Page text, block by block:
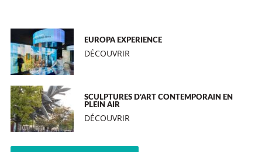
EUROPA EXPERIENCE
DÉCOUVRIR
SCULPTURES D’ART CONTEMPORAIN EN
PLEIN AIR
DÉCOUVRIR